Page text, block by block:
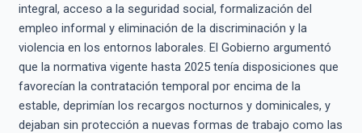
integral, acceso a la seguridad social, formalización del
empleo informal y eliminación de la discriminación y la
violencia en los entornos laborales. El Gobierno argumentó
que la normativa vigente hasta 2025 tenía disposiciones que
favorecían la contratación temporal por encima de la
estable, deprimían los recargos nocturnos y dominicales, y
dejaban sin protección a nuevas formas de trabajo como las